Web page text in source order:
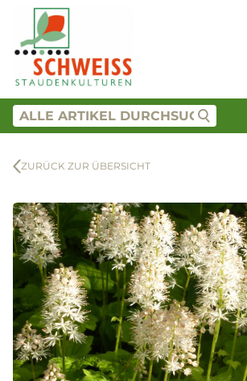
ZURÜCK ZUR ÜBERSICHT